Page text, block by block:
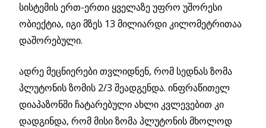
სისტემის ერთ-ერთი ყველაზე უფრო უშორესი
ობიექტია, იგი მზეს 13 მილიარდი კილომეტრითაა
დაშორებული.
ადრე მეცნიერები თვლიდნენ, რომ სედნას ზომა
პლუტონის ზომის 2/3 შეადგენდა. ინფრაწითელ
დიაპაზონში ჩატარებული ახლი კვლევებით კი
დადგინდა, რომ მისი ზომა პლუტონის მხოლოდ